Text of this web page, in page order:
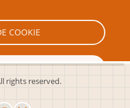
COOKIE
rights reserved.